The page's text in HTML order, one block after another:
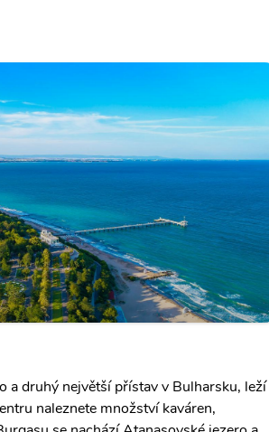
a druhý největší přístav v Bulharsku, leží
naleznete množství kaváren,